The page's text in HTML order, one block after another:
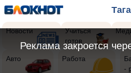
Новости
Учиться
готов
Авто Работа
-
Реклама закроется